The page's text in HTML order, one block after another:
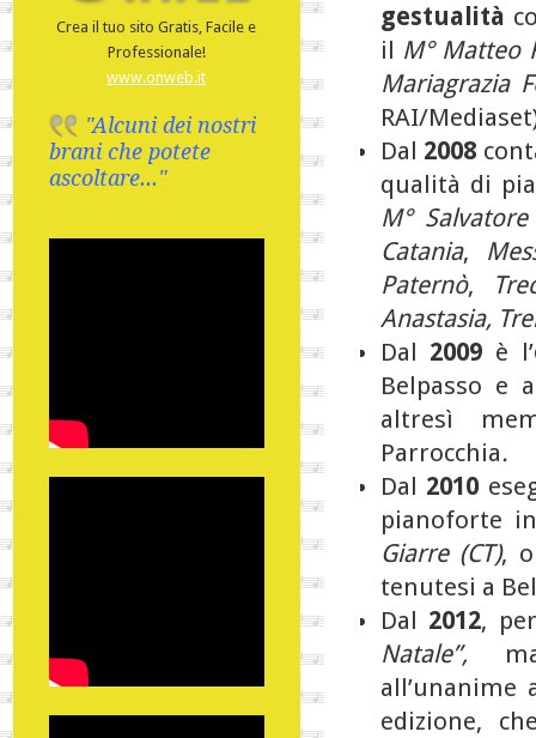
Crea il tuo sito Gratis, Facile e
Professionale!
www.onweb.it
"Alcuni dei nostri
brani che potete
ascoltare..."
gestualità
il M° Matteo
Mariagrazia
RAI/
Dal 2008
qualità di
M°
Catania,
Paternò,
Anastasia,
Dal 2009 è l’
Belpasso e
altresì
Parrocchia.
Dal 2010
pianoforte
Giarre (CT),
tenutesi a
Dal 2012,
Natale”,
all’unanime
edizione,